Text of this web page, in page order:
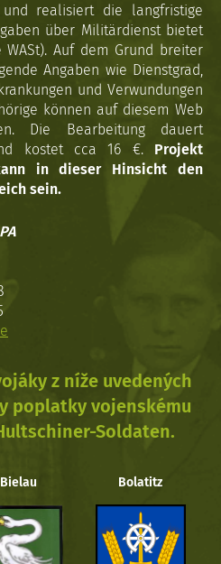
realisiert die langfristige
über Militärdienst bietet
Auf dem Grund breiter
Angaben wie Dienstgrad,
und Verwundungen
können auf diesem Web
Die Bearbeitung dauert
kostet cca 16 €. Projekt
in dieser Hinsicht den
sein.
z níže uvedených
poplatky vojenskému
Soldaten.
Bielau Bolatitz